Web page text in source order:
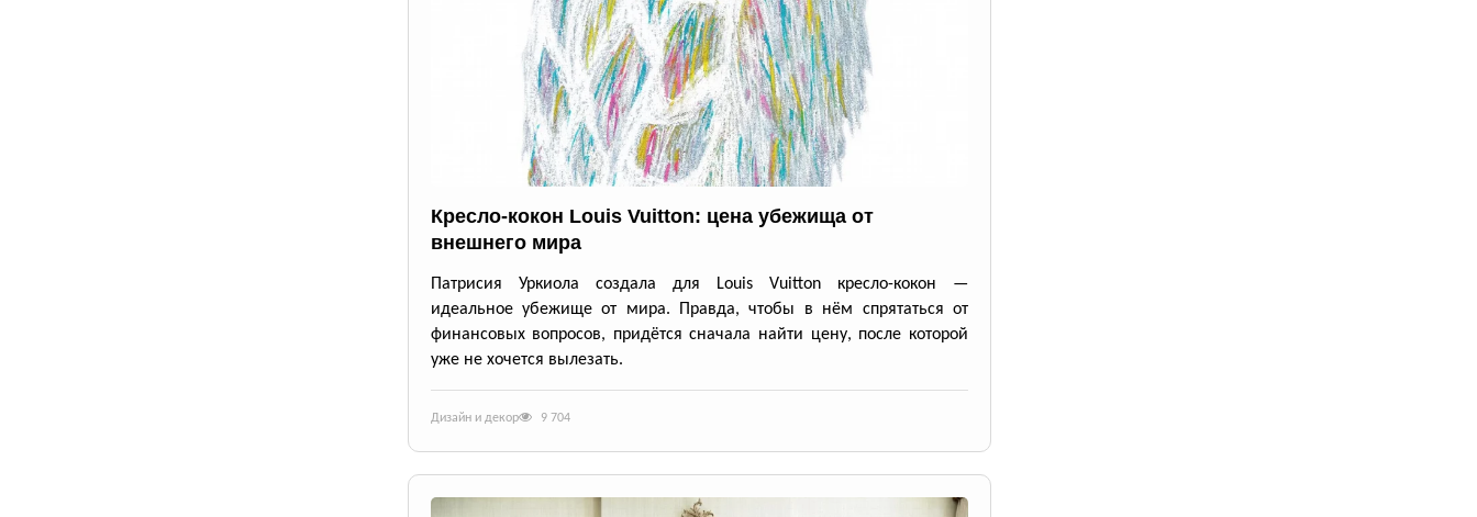
Кресло-кокон Louis Vuitton: цена убежища от
внешнего мира
Патрисия Уркиола создала для Louis Vuitton кресло-кокон —
идеальное убежище от мира. Правда, чтобы в нём спрятаться от
финансовых вопросов, придётся сначала найти цену, после которой
уже не хочется вылезать.
Дизайн и декор 9 704